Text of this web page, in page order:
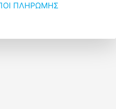
ΠΛΗΡΩΜΗΣ